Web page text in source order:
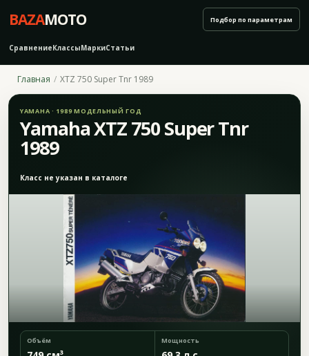
BAZAMOTO
СравнениеКлассыМаркиСтатьи
Подбор по параметрам
Главная XTZ 750 Super Tnr 1989
YAMAHA · 1989 МОДЕЛЬНЫЙ ГОД
Yamaha XTZ 750 Super Tnr
1989
Класс не указан в каталоге
Объём Мощность